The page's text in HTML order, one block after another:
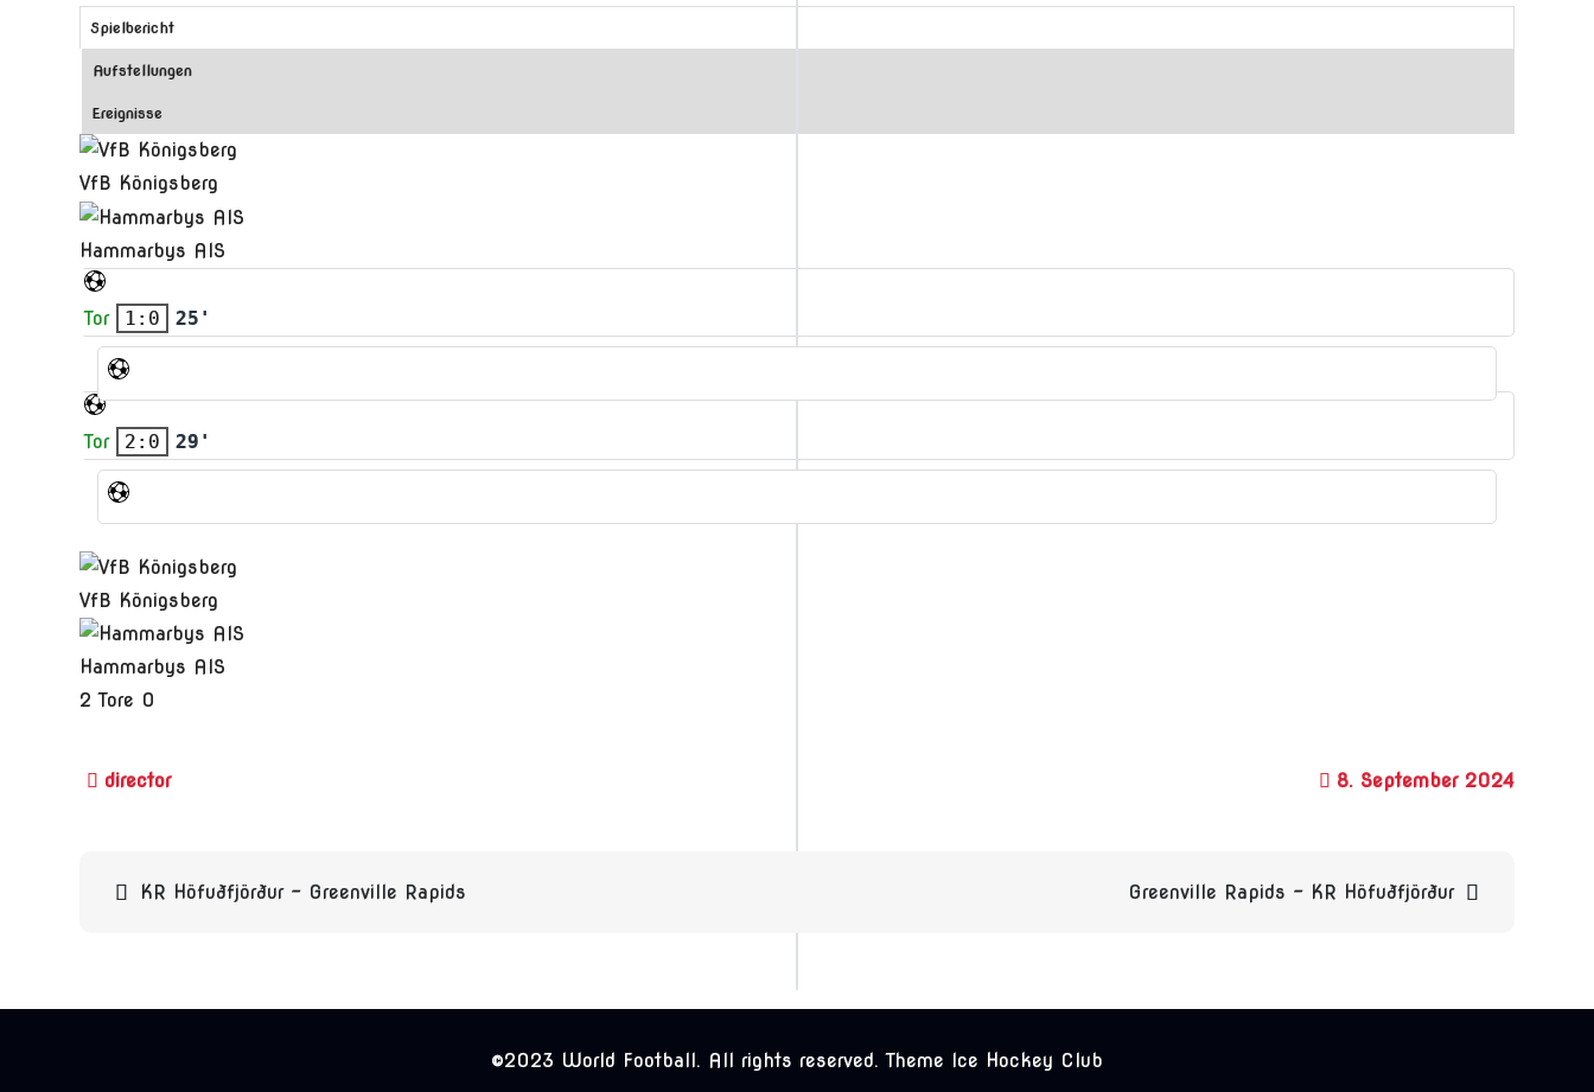
Spielbericht
Aufstellungen
Ereignisse
VfB Königsberg
Hammarbys AIS
Tor 1:0 25'
Tor 2:0 29'
VfB Königsberg
Hammarbys AIS
2 Tore 0
8. September 2024
Beitragsnavigation
KR Höfuðfjörður – Greenville Rapids Greenville Rapids – KR Höfuðfjörður
©2023 World Football. All rights reserved. Theme Ice Hockey Club